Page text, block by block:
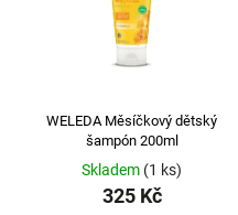
WELEDA Měsíčkový dětský
šampón 200ml
Skladem (1 ks)
325 Kč